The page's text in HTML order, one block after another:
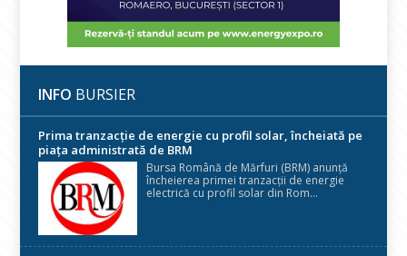
INFO BURSIER
Prima tranzacție de energie cu profil solar, încheiată pe
piața administrată de BRM
Bursa Română de Mărfuri (BRM) anunță
încheierea primei tranzacții de energie
electrică cu profil solar din Rom...